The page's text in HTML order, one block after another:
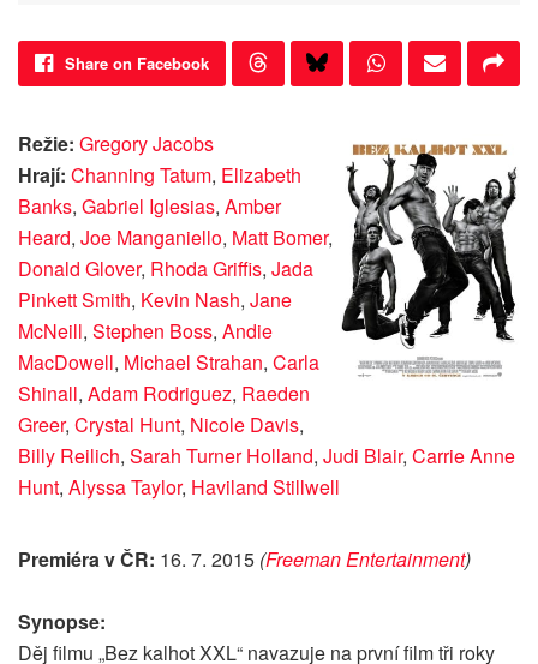
Share on Facebook
Režie: Gregory Jacobs
Hrají: Channing Tatum, Elizabeth
Banks, Gabriel Iglesias, Amber
Heard, Joe Manganiello, Matt Bomer,
Donald Glover, Rhoda Griffis, Jada
Pinkett Smith, Kevin Nash, Jane
McNeill, Stephen Boss, Andie
MacDowell, Michael Strahan, Carla
Shinall, Adam Rodriguez, Raeden
Greer, Crystal Hunt, Nicole Davis,
Billy Reilich, Sarah Turner Holland, Judi Blair, Carrie Anne
Hunt, Alyssa Taylor, Haviland Stillwell
Premiéra v ČR: 16. 7. 2015 (Freeman Entertainment)
Synopse:
Děj filmu „Bez kalhot XXL“ navazuje na první film tři roky